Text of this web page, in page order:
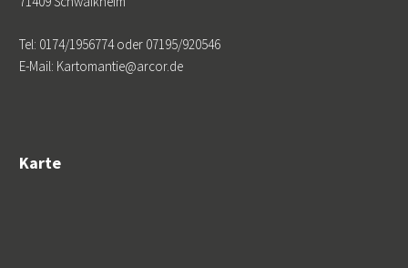
Tel: 0174/1956774 oder 07195/920546
E-Mail: Kartomantie@arcor.de
Karte